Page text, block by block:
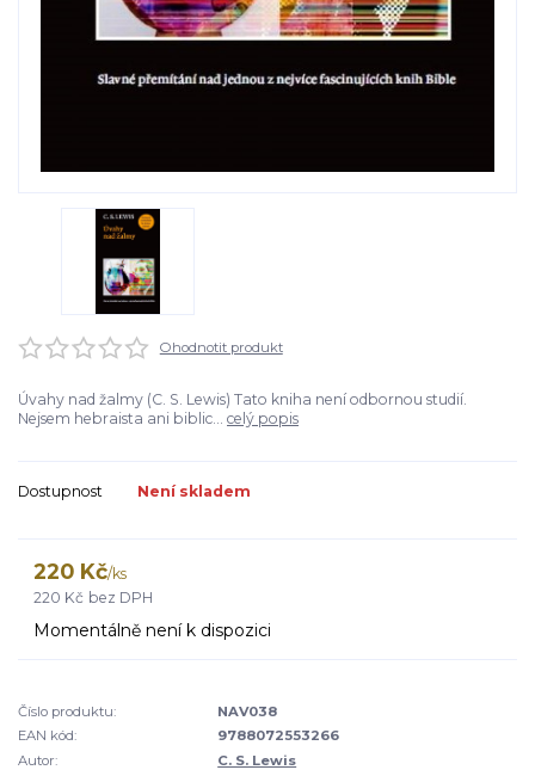
Ohodnotit produkt
Úvahy nad žalmy (C. S. Lewis) Tato kniha není odbornou studií.
Nejsem hebraista ani biblic... celý popis
Dostupnost Není skladem
220 Kč/ks
220 Kč bez DPH
Momentálně není k dispozici
Číslo produktu:
NAV038
EAN kód:
9788072553266
Autor:
C. S. Lewis